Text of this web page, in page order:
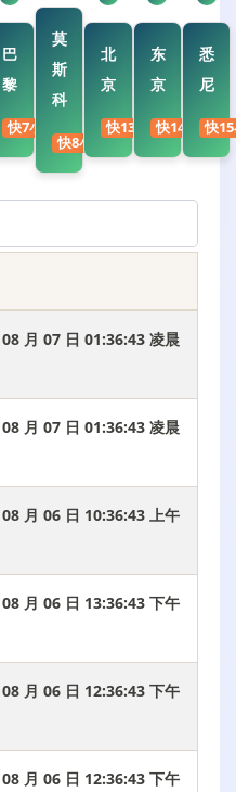
巴
黎
快7小时
莫
斯
科
快8小时
北
京
快13小时
东
京
快14小时
悉
尼
快
月 07 日 01:36:44 凌晨
月 07 日 01:36:44 凌晨
月 06 日 10:36:44 上午
月 06 日 13:36:44 下午
月 06 日 12:36:44 下午
月 06 日 12:36:44 下午